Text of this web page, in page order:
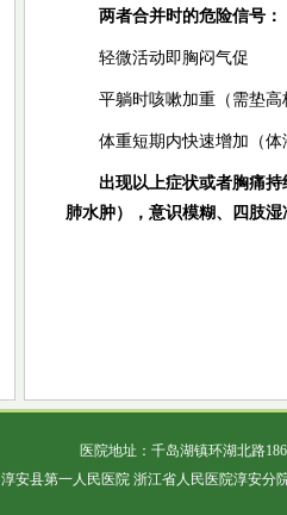
两者合并时的危险信号：
轻微活动即胸闷气促
平躺时咳嗽加重（需垫高
体重短期内快速增加（体
出现以上症状或者胸痛
肺水肿），意识模糊、四肢
医院地址：千岛湖镇环湖北路
淳安县第一人民医院 浙江省人民医院淳安分